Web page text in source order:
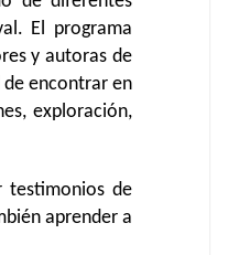
El programa
y autoras de
de encontrar en
exploración,
testimonios de
aprender a